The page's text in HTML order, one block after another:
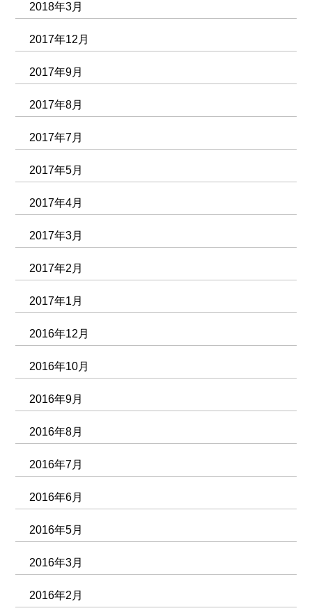
2018年3月
2017年12月
2017年9月
2017年8月
2017年7月
2017年5月
2017年4月
2017年3月
2017年2月
2017年1月
2016年12月
2016年10月
2016年9月
2016年8月
2016年7月
2016年6月
2016年5月
2016年3月
2016年2月